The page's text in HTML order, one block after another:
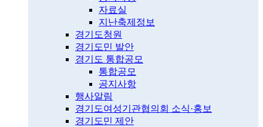
자료실
지난축제정보
경기도청원
경기도민 발안
경기도 통합공모
통합공모
공지사항
행사알림
경기도여성기관협의회 소식·홍보
경기도민 제안